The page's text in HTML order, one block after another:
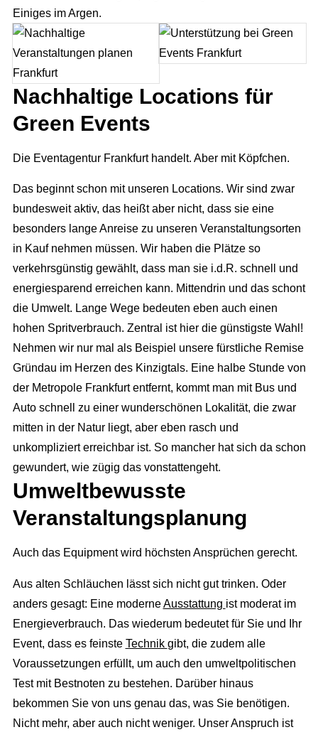
Einiges im Argen.
Nachhaltige Locations für
Green Events
Die Eventagentur Frankfurt handelt. Aber mit Köpfchen.
Das beginnt schon mit unseren Locations. Wir sind zwar
bundesweit aktiv, das heißt aber nicht, dass sie eine
besonders lange Anreise zu unseren Veranstaltungsorten
in Kauf nehmen müssen. Wir haben die Plätze so
verkehrsgünstig gewählt, dass man sie i.d.R. schnell und
energiesparend erreichen kann. Mittendrin und das schont
die Umwelt. Lange Wege bedeuten eben auch einen
hohen Spritverbrauch. Zentral ist hier die günstigste Wahl!
Nehmen wir nur mal als Beispiel unsere fürstliche Remise
Gründau im Herzen des Kinzigtals. Eine halbe Stunde von
der Metropole Frankfurt entfernt, kommt man mit Bus und
Auto schnell zu einer wunderschönen Lokalität, die zwar
mitten in der Natur liegt, aber eben rasch und
unkompliziert erreichbar ist. So mancher hat sich da schon
gewundert, wie zügig das vonstattengeht.
Umweltbewusste
Veranstaltungsplanung
Auch das Equipment wird höchsten Ansprüchen gerecht.
Aus alten Schläuchen lässt sich nicht gut trinken. Oder
anders gesagt: Eine moderneAusstattung ist moderat im
Energieverbrauch. Das wiederum bedeutet für Sie und Ihr
Event, dass es feinste Technik gibt, die zudem alle
Voraussetzungen erfüllt, um auch den umweltpolitischen
Test mit Bestnoten zu bestehen. Darüber hinaus
bekommen Sie von uns genau das, was Sie benötigen.
Nicht mehr, aber auch nicht weniger. Unser Anspruch ist